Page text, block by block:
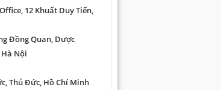
12 Khuất Duy Tiến,
Đồng Quan, Dược
Hà Nội
Thủ Đức, Hồ Chí Minh